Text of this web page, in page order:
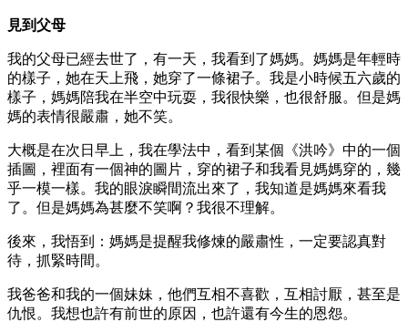
見到父母
我的父母已經去世了，有一天，我看到了媽媽。媽媽是年輕時
的樣子，她在天上飛，她穿了一條裙子。我是小時候五六歲的
樣子，媽媽陪我在半空中玩耍，我很快樂，也很舒服。但是媽
媽的表情很嚴肅，她不笑。
大概是在次日早上，我在學法中，看到某個《洪吟》中的一個
插圖，裡面有一個神的圖片，穿的裙子和我看見媽媽穿的，幾
乎一模一樣。我的眼淚瞬間流出來了，我知道是媽媽來看我
了。但是媽媽為甚麼不笑啊？我很不理解。
後來，我悟到：媽媽是提醒我修煉的嚴肅性，一定要認真對
待，抓緊時間。
我爸爸和我的一個妹妹，他們互相不喜歡，互相討厭，甚至是
仇恨。我想也許有前世的原因，也許還有今生的恩怨。